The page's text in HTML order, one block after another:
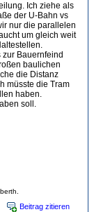
Ich ziehe als
der U-Bahn vs
nur die parallelen
um gleich weit
Bauernfeind
baulichen
die Distanz
müsste die Tram
haben.
soll.
Beitrag zitieren